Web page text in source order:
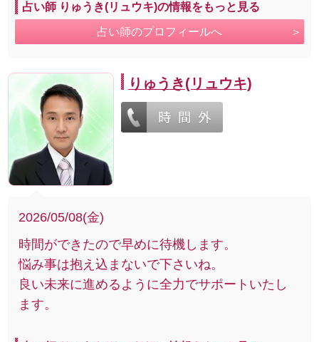
占い師 りゅうき(リュウキ)の情報をもっと見る
占い師のプロフィールへ
りゅうき(リュウキ)
2026/05/08(金)
時間ができたので早めに待機します。
悩み事は抱え込まないで下さいね。
良い未来に進めるように全力でサポートいたし
ます。